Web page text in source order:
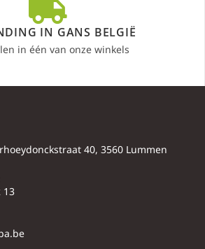
IN GANS BELGIË
in één van onze winkels
40, 3560 Lummen
13